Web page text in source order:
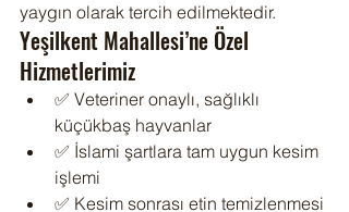
yaygın olarak tercih edilmektedir.
Yeşilkent Mahallesi’ne Özel
Hizmetlerimiz
✅ Veteriner onaylı, sağlıklı
küçükbaş hayvanlar
✅ İslami şartlara tam uygun kesim
işlemi
✅ Kesim sonrası etin temizlenmesi